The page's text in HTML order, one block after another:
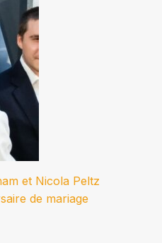
et Nicola Peltz
de mariage